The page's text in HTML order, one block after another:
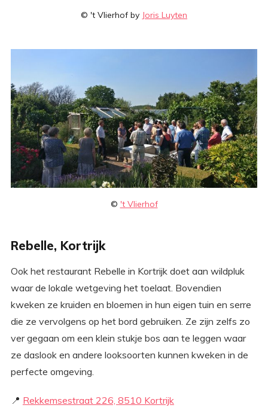
© 't Vlierhof by Joris Luyten
© 't Vlierhof
Rebelle, Kortrijk
Ook het restaurant Rebelle in Kortrijk doet aan wildpluk
waar de lokale wetgeving het toelaat. Bovendien
kweken ze kruiden en bloemen in hun eigen tuin en serre
die ze vervolgens op het bord gebruiken. Ze zijn zelfs zo
ver gegaan om een klein stukje bos aan te leggen waar
ze daslook en andere looksoorten kunnen kweken in de
perfecte omgeving.
📍 Rekkemsestraat 226, 8510 Kortrijk